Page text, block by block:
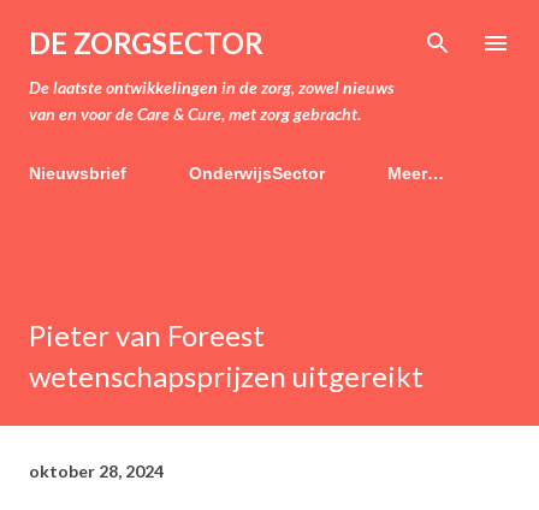
Doorgaan naar hoofdcontent
DE ZORGSECTOR
De laatste ontwikkelingen in de zorg, zowel nieuws
van en voor de Care & Cure, met zorg gebracht.
Nieuwsbrief OnderwijsSector Meer…
Pieter van Foreest
wetenschapsprijzen uitgereikt
oktober 28, 2024